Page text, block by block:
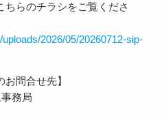
ちらのチラシをご覧くださ
2026/05/20260712-sip-
お問合せ先】
務局